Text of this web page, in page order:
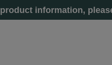
information,